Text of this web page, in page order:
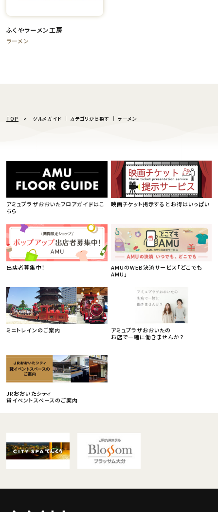
ふくやラーメン工房
ラーメン
TOP グルメガイド │ カテゴリから探す │ ラーメン
アミュプラザおおいたフロアガイドはこ
ちら
映画チケット掲示するとお得はいっぱい
出店者募集中！
AMUのWEB決済サービス「どこでも
AMU」
ミニトレインのご案内
アミュプラザおおいたの
お店で一緒に働きませんか？
JRおおいたシティ
貸イベントスペースのご案内